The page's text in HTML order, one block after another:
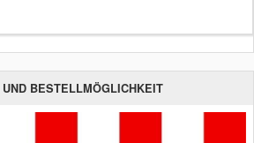
BESTELLMÖGLICHKEIT